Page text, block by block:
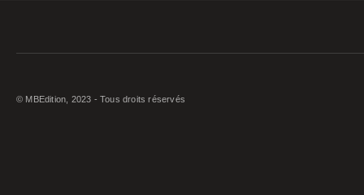
© MBEdition, 2023 - Tous droits réservés